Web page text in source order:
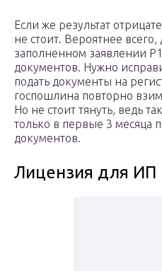
Если же результат
не стоит. Вероятнее
заполненном заявлении
документов. Нужно
подать документы на
госпошлина повторно
Но не стоит тянуть, ведь
только в первые 3 месяца
документов.
Лицензия для ИП